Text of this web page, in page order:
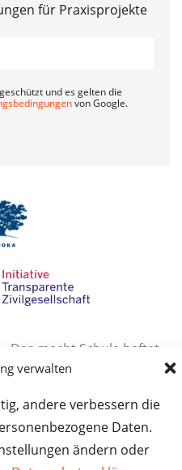
verwalten
andere verbessern die
Daten.
ändern oder
für Praxisprojekte
und es gelten die
von Google.
Das macht Schule haftet
Websites.